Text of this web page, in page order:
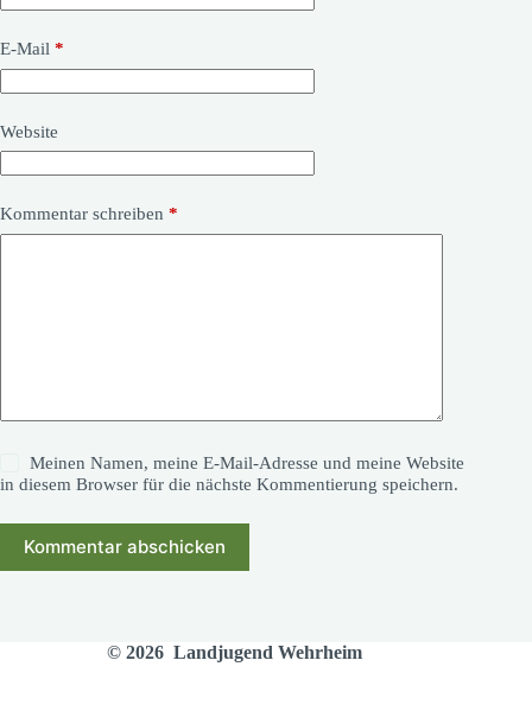
E-Mail *
Website
Kommentar schreiben *
Meinen Namen, meine E-Mail-Adresse und meine Website
in diesem Browser für die nächste Kommentierung speichern.
Kommentar abschicken
© 2026 Landjugend Wehrheim